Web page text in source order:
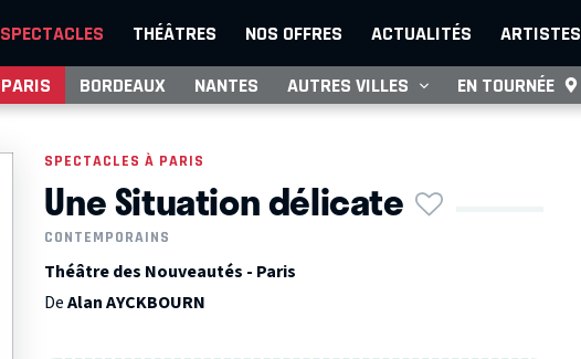
SPECTACLES THÉÂTRES NOS OFFRES ACTUALITÉS ARTISTES
PARIS BORDEAUX NANTES AUTRES VILLES EN TOURNÉE
SPECTACLES À PARIS
Une Situation délicate
CONTEMPORAINS
Théâtre des Nouveautés - Paris
DeAlan AYCKBOURN